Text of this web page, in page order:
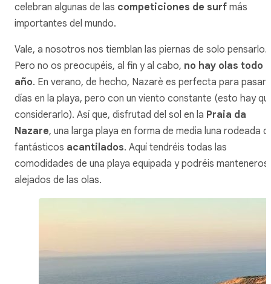
celebran algunas de las competiciones de surf más
importantes del mundo.
Vale, a nosotros nos tiemblan las piernas de solo pensarlo.
Pero no os preocupéis, al fin y al cabo, no hay olas todo
año. En verano, de hecho, Nazarè es perfecta para pasar
días en la playa, pero con un viento constante (esto hay
considerarlo). Así que, disfrutad del sol en la Praia da
Nazare, una larga playa en forma de media luna rodeada
fantásticos acantilados. Aquí tendréis todas las
comodidades de una playa equipada y podréis manteneros
alejados de las olas.